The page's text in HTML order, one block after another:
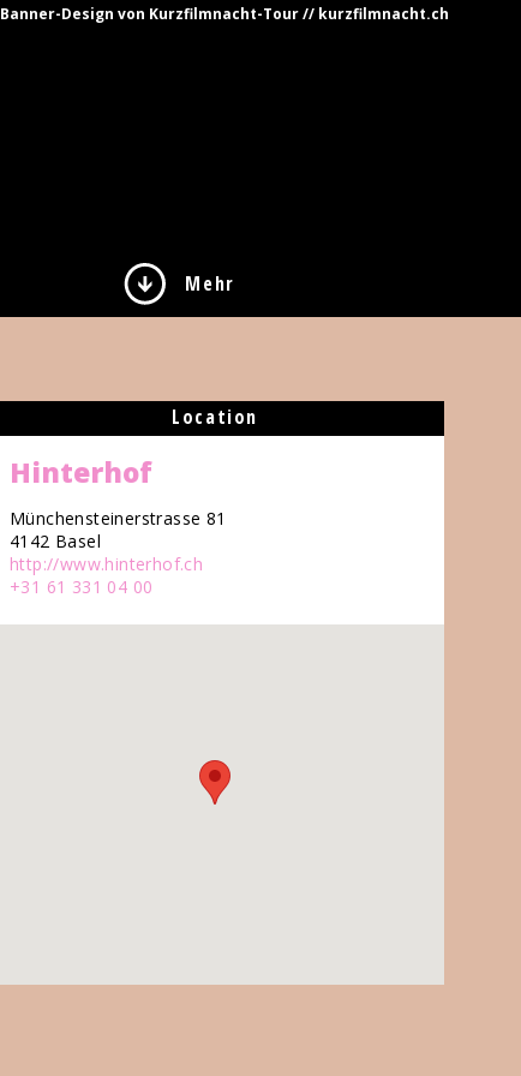
Banner-Design von Kurzfilmnacht-Tour // kurzfilmnacht.ch
Mehr
Location
Hinterhof
Münchensteinerstrasse 81
4142 Basel
http://www.hinterhof.ch
+31 61 331 04 00